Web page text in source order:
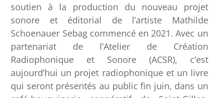
soutien à la production du nouveau projet
sonore et éditorial de l’artiste Mathilde
Schoenauer Sebag commencé en 2021. Avec un
partenariat de l’Atelier de Création
Radiophonique et Sonore (ACSR), c’est
aujourd’hui un projet radiophonique et un livre
qui seront présentés au public fin juin, dans un